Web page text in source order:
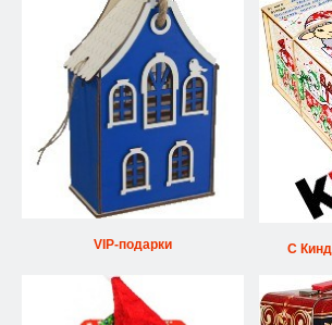
VIP-подарки С